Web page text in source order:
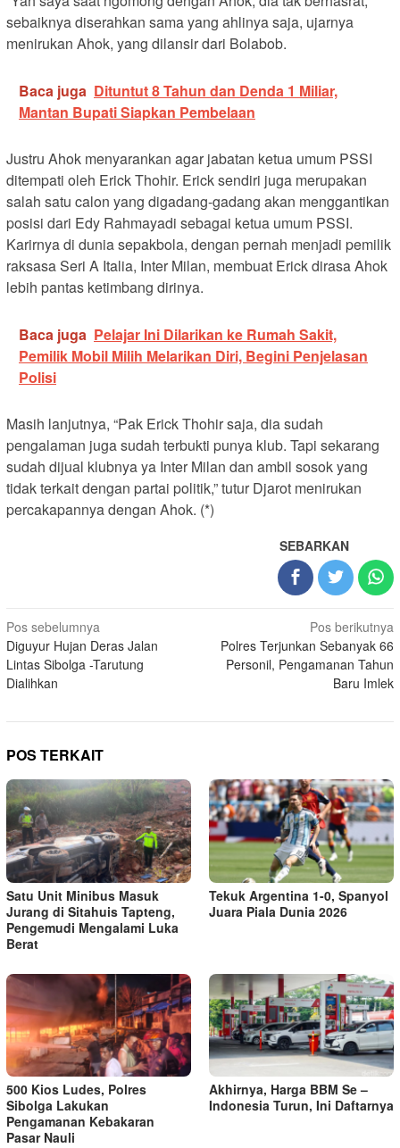
sebaiknya diserahkan sama yang ahlinya saja, ujarnya
menirukan Ahok, yang dilansir dari Bolabob.
Baca juga Dituntut 8 Tahun dan Denda 1 Miliar,
Mantan Bupati Siapkan Pembelaan
Justru Ahok menyarankan agar jabatan ketua umum PSSI
ditempati oleh Erick Thohir. Erick sendiri juga merupakan
salah satu calon yang digadang-gadang akan menggantikan
posisi dari Edy Rahmayadi sebagai ketua umum PSSI.
Karirnya di dunia sepakbola, dengan pernah menjadi pemilik
raksasa Seri A Italia, Inter Milan, membuat Erick dirasa Ahok
lebih pantas ketimbang dirinya.
Baca juga Pelajar Ini Dilarikan ke Rumah Sakit,
Pemilik Mobil Milih Melarikan Diri, Begini Penjelasan
Polisi
Masih lanjutnya, “Pak Erick Thohir saja, dia sudah
pengalaman juga sudah terbukti punya klub. Tapi sekarang
sudah dijual klubnya ya Inter Milan dan ambil sosok yang
tidak terkait dengan partai politik,” tutur Djarot menirukan
percakapannya dengan Ahok. (*)
SEBARKAN
Navigasi
pos
Pos sebelumnya
Diguyur Hujan Deras Jalan
Lintas Sibolga -Tarutung
Dialihkan
Pos berikutnya
Polres Terjunkan Sebanyak 66
Personil, Pengamanan Tahun
Baru Imlek
POS TERKAIT
Satu Unit Minibus Masuk
Jurang di Sitahuis Tapteng,
Pengemudi Mengalami Luka
Berat
Tekuk Argentina 1-0, Spanyol
Juara Piala Dunia 2026
500 Kios Ludes, Polres
Sibolga Lakukan
Pengamanan Kebakaran
Pasar Nauli
Akhirnya, Harga BBM Se –
Indonesia Turun, Ini Daftarnya